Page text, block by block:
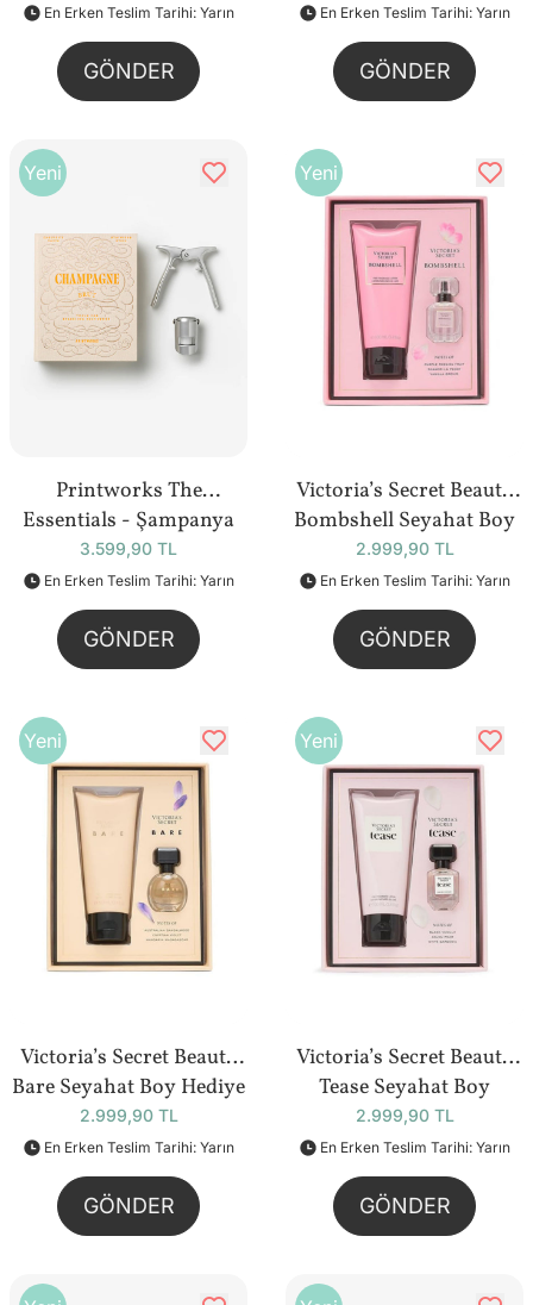
En Erken Teslim Tarihi: Yarın
GÖNDER
En Erken Teslim Tarihi: Yarın
GÖNDER
Yeni
Printworks The
Essentials - Şampanya
Seti
3.599,90 TL
En Erken Teslim Tarihi: Yarın
GÖNDER
Yeni
Victoria’s Secret Beauty
Bombshell Seyahat Boy
Hediye Seti
2.999,90 TL
En Erken Teslim Tarihi: Yarın
GÖNDER
Yeni
Victoria’s Secret Beauty
Bare Seyahat Boy Hediye
Seti
2.999,90 TL
En Erken Teslim Tarihi: Yarın
GÖNDER
Yeni
Victoria’s Secret Beauty
Tease Seyahat Boy
Hediye Seti
2.999,90 TL
En Erken Teslim Tarihi: Yarın
GÖNDER